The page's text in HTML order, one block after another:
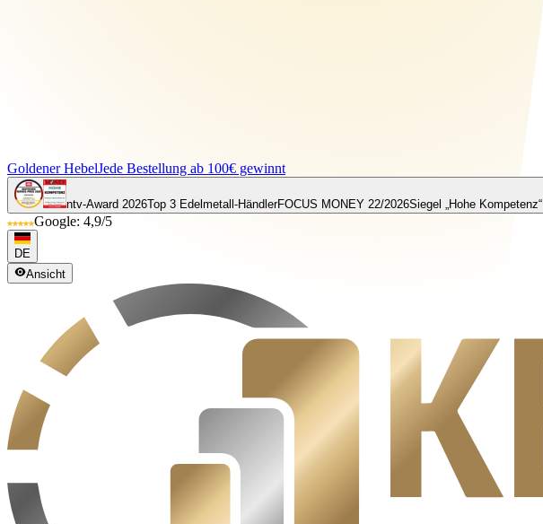
Goldener HebelJede Bestellung ab 100€ gewinnt
ntv-Award 2026Top 3 Edelmetall-HändlerFOCUS MONEY 22/2026Siegel „Hohe Kompetenz“
Google: 4,9/5
DE
Ansicht